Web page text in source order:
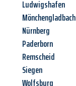
Ludwigshafen
Mönchengladbach
Nürnberg
Paderborn
Remscheid
Siegen
Wolfsburg